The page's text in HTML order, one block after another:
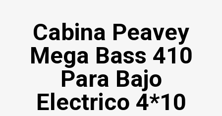
Cabina Peavey
Mega Bass 410
Para Bajo
Electrico 4*10